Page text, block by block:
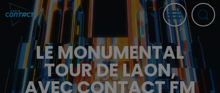
LE MONUMENTAL
TOUR DE LAON,
AVEC CONTACT FM